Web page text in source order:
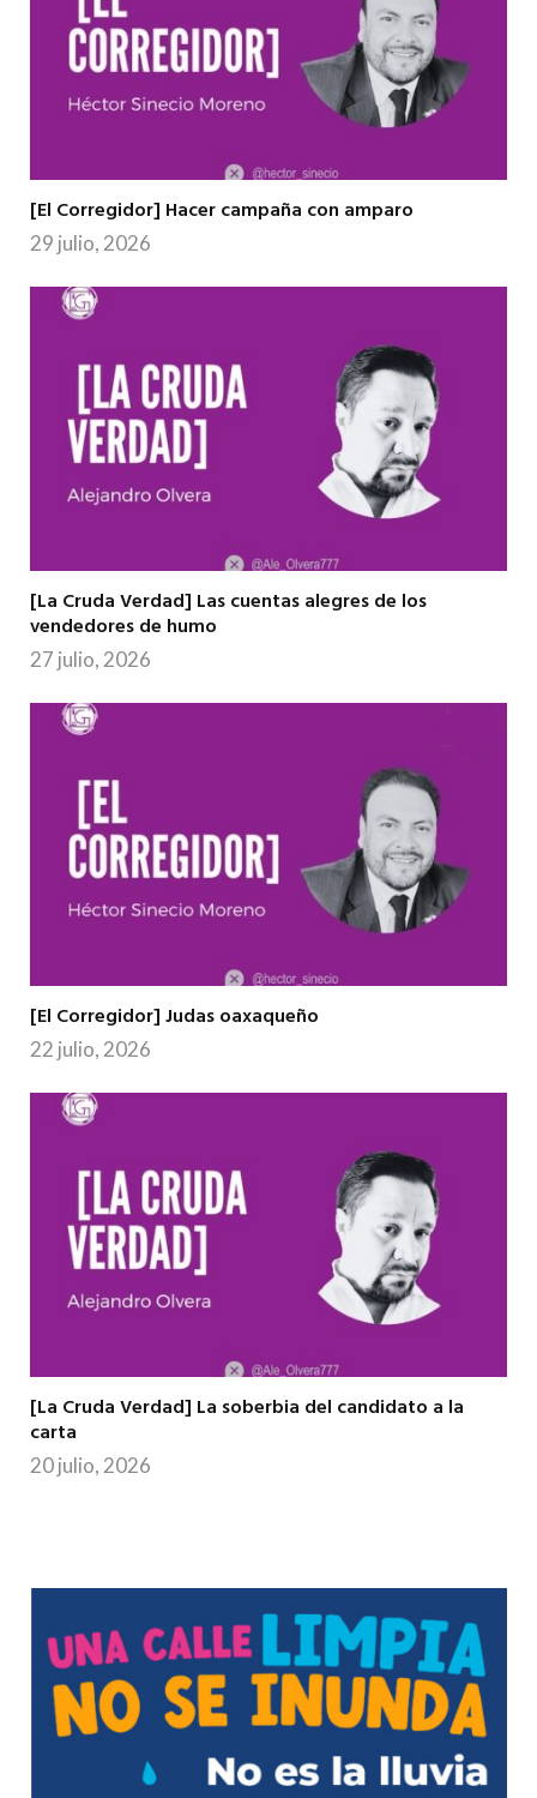
[El Corregidor] Hacer campaña con amparo
29 julio, 2026
[La Cruda Verdad] Las cuentas alegres de los
vendedores de humo
27 julio, 2026
[El Corregidor] Judas oaxaqueño
22 julio, 2026
[La Cruda Verdad] La soberbia del candidato a la
carta
20 julio, 2026